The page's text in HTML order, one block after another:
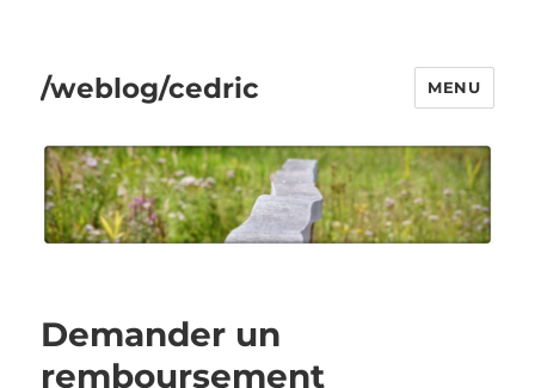
/weblog/cedric MENU
Demander un
remboursement